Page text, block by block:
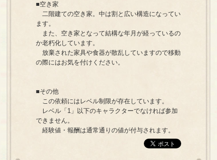
■空き家
二階建ての空き家。中は割と広い構造になってい
ます。
また、空き家となって結構な年月が経っているの
か老朽化しています。
放棄された家具や食器が散乱していますので移動
の際にはお気を付けください。
■その他
この依頼にはレベル制限が存在しています。
レベル「1」以下のキャラクターでなければ参加
できません。
経験値・報酬は通常通りの値が付与されます。